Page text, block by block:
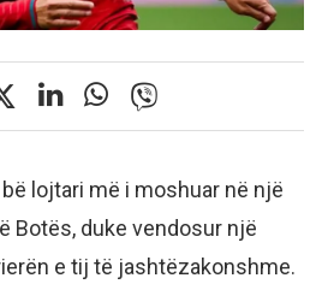
lojtari më i moshuar në një
Botës, duke vendosur një
e tij të jashtëzakonshme.